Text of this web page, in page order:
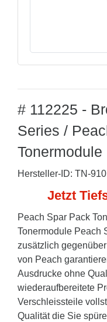
# 112225 -
Series /
Hersteller-ID: TN-
Jetzt
Peach Spar Pack
Tonermodule Peach
zusätzlich
von Peach
Ausdrucke ohne
wiederaufbereitete
Verschleissteile
Qualität die Sie